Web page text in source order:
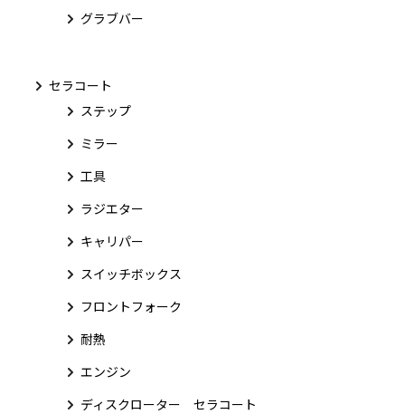
グラブバー
セラコート
ステップ
ミラー
工具
ラジエター
キャリパー
スイッチボックス
フロントフォーク
耐熱
エンジン
ディスクローター セラコート